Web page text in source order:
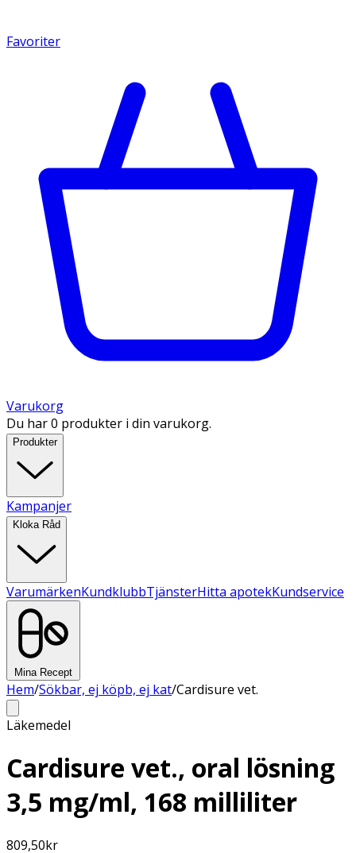
Favoriter
Varukorg
Du har 0 produkter i din varukorg.
Produkter
Kampanjer
Kloka Råd
VarumärkenKundklubbTjänsterHitta apotekKundservice
Mina Recept
Hem/Sökbar, ej köpb, ej kat/Cardisure vet.
Läkemedel
Cardisure vet., oral lösning
3,5 mg/ml, 168 milliliter
809,50kr